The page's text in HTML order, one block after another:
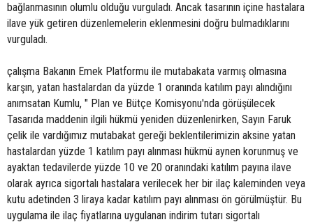
bağlanmasının olumlu olduğu vurguladı. Ancak tasarının içine hastalara
ilave yük getiren düzenlemelerin eklenmesini doğru bulmadıklarını
vurguladı.
çalışma Bakanın Emek Platformu ile mutabakata varmış olmasına
karşın, yatan hastalardan da yüzde 1 oranında katılım payı alındığını
anımsatan Kumlu, " Plan ve Bütçe Komisyonu'nda görüşülecek
Tasarıda maddenin ilgili hükmü yeniden düzenlenirken, Sayın Faruk
çelik ile vardığımız mutabakat gereği beklentilerimizin aksine yatan
hastalardan yüzde 1 katılım payı alınması hükmü aynen korunmuş ve
ayaktan tedavilerde yüzde 10 ve 20 oranındaki katılım payına ilave
olarak ayrıca sigortalı hastalara verilecek her bir ilaç kaleminden veya
kutu adetinden 3 liraya kadar katılım payı alınması ön görülmüştür. Bu
uygulama ile ilaç fiyatlarına uygulanan indirim tutarı sigortalı